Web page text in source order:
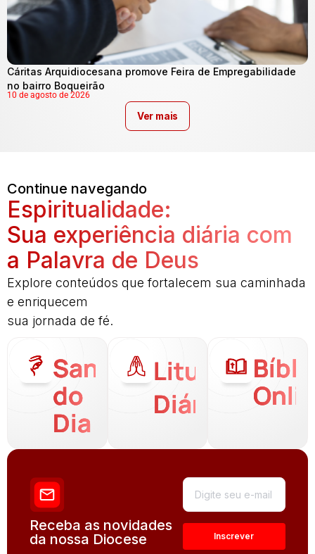
Cáritas Arquidiocesana promove Feira de Empregabilidade
no bairro Boqueirão
10 de agosto de 2026
Ver mais
Continue navegando
Espiritualidade:
Sua experiência diária com
a Palavra de Deus
Explore conteúdos que fortalecem sua caminhada
e enriquecem
sua jornada de fé.
Santo
do
Dia
Liturgia
Diária
Receba as novidades
da nossa Diocese